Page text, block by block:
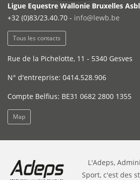
Ligue Equestre Wallonie Bruxelles Asbl
+32 (0)83/23.40.70 - info@lewb.be
Tous les contacts
Rue de la Pichelotte, 11 - 5340 Gesves
N° d'entreprise: 0414.528.906
Compte Belfius: BE31 0682 2800 1355
Map
L'Adeps,
Sport, c'est des